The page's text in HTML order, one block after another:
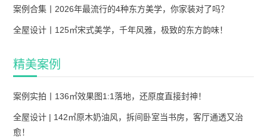
案例合集丨2026年最流行的4种东方美学，你家装对了吗？
全屋设计丨125㎡宋式美学，千年风雅，极致的东方韵味！
精美案例
案例实拍丨136㎡效果图1:1落地，还原度直接封神！
全屋设计 | 142㎡原木奶油风，拆间卧室当书房，客厅通透又治
愈！